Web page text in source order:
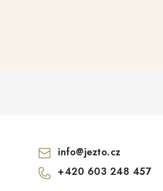
info@jezto.cz
+420 603 248 457